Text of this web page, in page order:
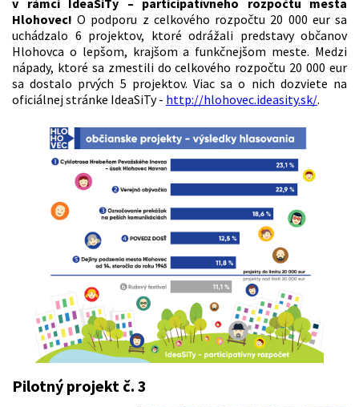
Hlohovec!O podporu z celkového rozpočtu 20 000 eur sa
uchádzalo 6 projektov, ktoré odrážali predstavy občanov
Hlohovca o lepšom, krajšom a funkčnejšom meste. Medzi
nápady, ktoré sa zmestili do celkového rozpočtu 20 000 eur
sa dostalo prvých 5 projektov. Viac sa o nich dozviete na
oficiálnej stránke IdeaSiTy - http://hlohovec.ideasity.sk/.
Pilotný projekt č. 3